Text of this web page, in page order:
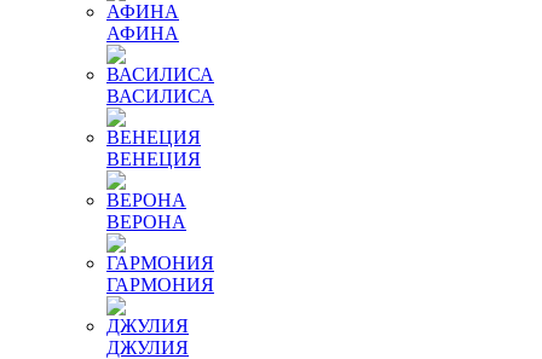
АФИНА
ВАСИЛИСА
ВЕНЕЦИЯ
ВЕРОНА
ГАРМОНИЯ
ДЖУЛИЯ